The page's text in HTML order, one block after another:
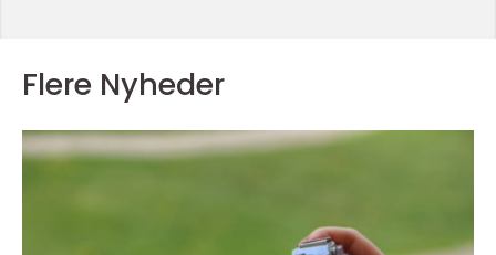
Flere Nyheder